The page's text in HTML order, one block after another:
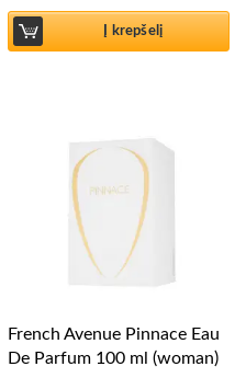
Į krepšelį
French Avenue Pinnace Eau
De Parfum 100 ml (woman)